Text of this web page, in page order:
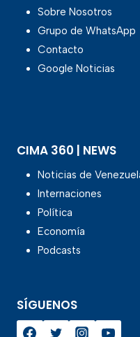
Sobre Nosotros
Grupo de WhatsApp
Contacto
Google Noticias
CIMA 360 | NEWS
Noticias de
Internaciones
Política
Economía
Podcasts
SÍGUENOS